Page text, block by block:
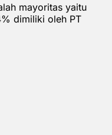
mayoritas yaitu
dimiliki oleh PT